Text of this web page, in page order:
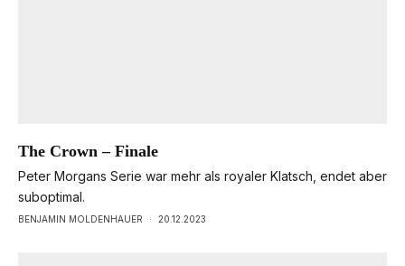
The Crown – Finale
Peter Morgans Serie war mehr als royaler Klatsch, endet aber
suboptimal.
BENJAMIN MOLDENHAUER · 20.12.2023